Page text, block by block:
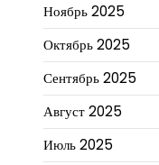
Ноябрь 2025
Октябрь 2025
Сентябрь 2025
Август 2025
Июль 2025